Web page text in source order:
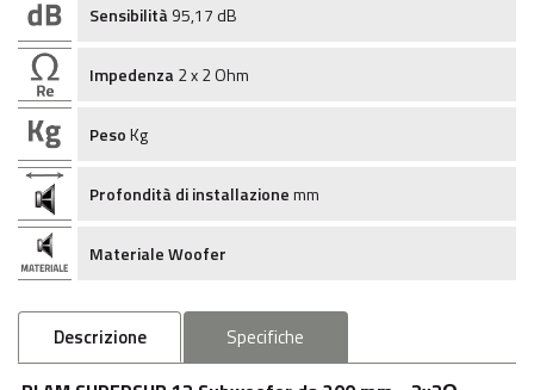
Sensibilità95,17 dB
Impedenza2 x 2 Ohm
PesoKg
Profondità di installazionemm
Materiale Woofer
Descrizione Specifiche